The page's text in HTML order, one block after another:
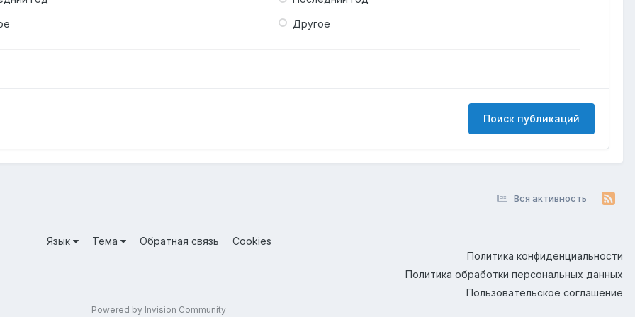
Другое
Поиск публикаций
Вся активность
Язык Тема Обратная связь
Cookies
Политика конфиденциальности
Политика обработки персональных данных
Пользовательское соглашение
Powered by Invision Community